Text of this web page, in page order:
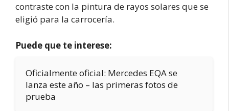
contraste con la pintura de rayos solares que se
eligió para la carrocería.
Puede que te interese:
Oficialmente oficial: Mercedes EQA se
lanza este año – las primeras fotos de
prueba